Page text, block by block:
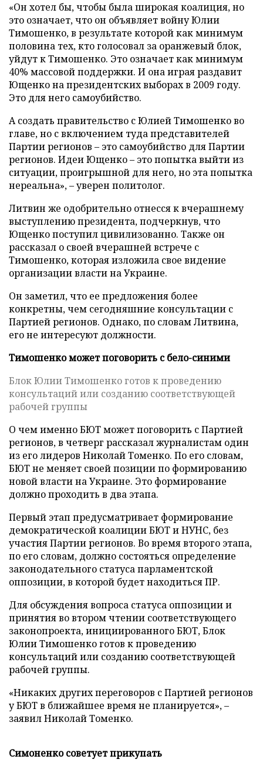
«Он хотел бы, чтобы была широкая коалиция, но
это означает, что он объявляет войну Юлии
Тимошенко, в результате которой как минимум
половина тех, кто голосовал за оранжевый блок,
уйдут к Тимошенко. Это означает как минимум
40% массовой поддержки. И она играя раздавит
Ющенко на президентских выборах в 2009 году.
Это для него самоубийство.
А создать правительство с Юлией Тимошенко во
главе, но с включением туда представителей
Партии регионов – это самоубийство для Партии
регионов. Идеи Ющенко – это попытка выйти из
ситуации, проигрышной для него, но эта попытка
нереальна», – уверен политолог.
Литвин же одобрительно отнесся к вчерашнему
выступлению президента, подчеркнув, что
Ющенко поступил цивилизованно. Также он
рассказал о своей вчерашней встрече с
Тимошенко, которая изложила свое видение
организации власти на Украине.
Он заметил, что ее предложения более
конкретны, чем сегодняшние консультации с
Партией регионов. Однако, по словам Литвина,
его не интересуют должности.
Тимошенко может поговорить с бело-синими
Блок Юлии Тимошенко готов к проведению
консультаций или созданию соответствующей
рабочей группы
О чем именно БЮТ может поговорить с Партией
регионов, в четверг рассказал журналистам один
из его лидеров Николай Томенко. По его словам,
БЮТ не меняет своей позиции по формированию
новой власти на Украине. Это формирование
должно проходить в два этапа.
Первый этап предусматривает формирование
демократической коалиции БЮТ и НУНС, без
участия Партии регионов. Во время второго этапа,
по его словам, должно состояться определение
законодательного статуса парламентской
оппозиции, в которой будет находиться ПР.
Для обсуждения вопроса статуса оппозиции и
принятия во втором чтении соответствующего
законопроекта, инициированного БЮТ, Блок
Юлии Тимошенко готов к проведению
консультаций или созданию соответствующей
рабочей группы.
«Никаких других переговоров с Партией регионов
у БЮТ в ближайшее время не планируется», –
заявил Николай Томенко.
Симоненко советует прикупать